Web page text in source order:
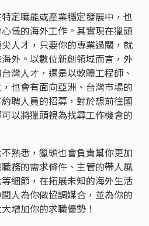
定職能或產業穩定發展中，也
儀的海外工作。其實現在獵頭
人才，只要你的專業過關，就
外。以數位新創領域而言，外
灣人才，還是以軟體工程師、
也會有面向亞洲、台灣市場的
聘人員的招募，對於想前往國
以將獵頭視為找尋工作機會的
熟悉，獵頭也會負責幫你更加
務的需求條件、主管的帶人風
細節，在拓展未知的海外生活
人為你做協調媒合，並為你的
增加你的求職優勢！